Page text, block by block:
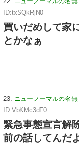
ID:txSQkRjN0
買いだめして家
とかなぁ
23: ニューノーマルの名無
ID:VbKMc3dF0
緊急事態宣言解
前の話してんだ